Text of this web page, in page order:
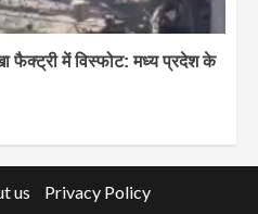
फैक्ट्री में विस्फोट: मध्य प्रदेश के
us Privacy Policy